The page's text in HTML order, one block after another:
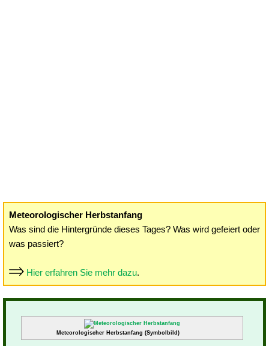
Meteorologischer Herbstanfang
Was sind die Hintergründe dieses Tages? Was wird gefeiert oder
was passiert?
Hier erfahren Sie mehr dazu.
Meteorologischer Herbstanfang (Symbolbild)